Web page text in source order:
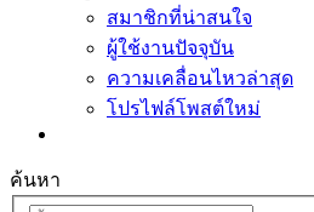
สมาชิกที่น่าสนใจ
ผู้ใช้งานปัจจุบัน
ความเคลื่อนไหวล่าสุด
โปรไฟล์โพสต์ใหม่
ค้นหา